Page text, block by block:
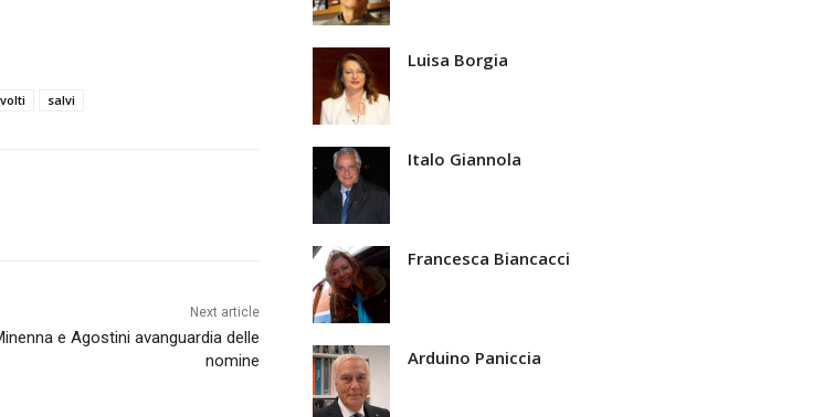
salvi
Next article
e Agostini avanguardia delle
nomine
Luisa Borgia
Italo Giannola
Francesca Biancacci
Arduino Paniccia